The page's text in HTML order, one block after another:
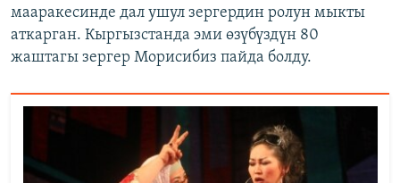
мааракесинде дал ушул зергердин ролун мыкты
аткарган. Кыргызстанда эми өзүбүздүн 80
жаштагы зергер Морисибиз пайда болду.